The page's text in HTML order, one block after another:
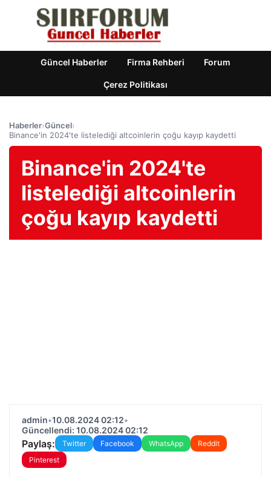
Güncel Haberler Firma Rehberi Forum
Çerez Politikası
Haberler›Güncel›
Binance'in 2024'te listelediği altcoinlerin çoğu kayıp kaydetti
Binance'in 2024'te
listelediği altcoinlerin
çoğu kayıp kaydetti
admin•10.08.2024 02:12•
Güncellendi: 10.08.2024 02:12
Paylaş: Twitter Facebook WhatsApp
Reddit
Pinterest